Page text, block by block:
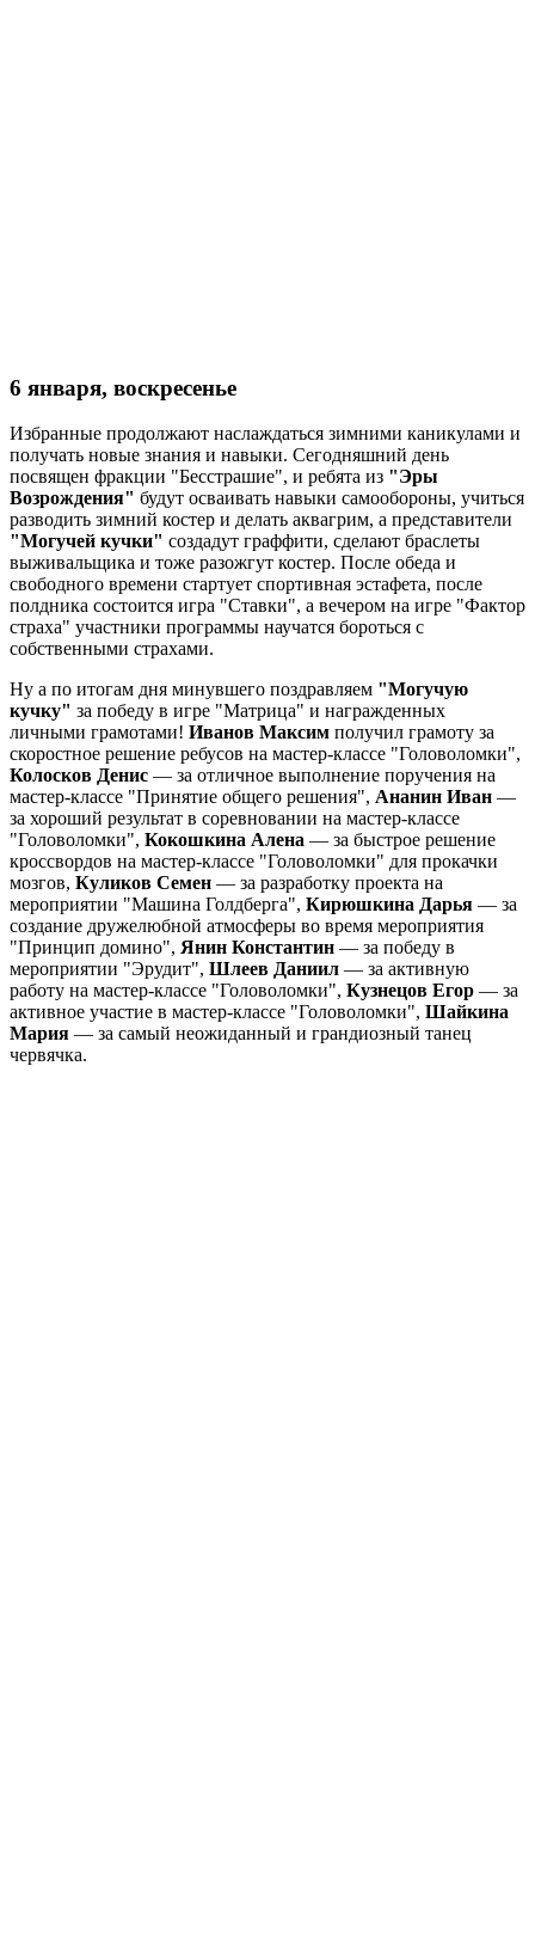
6 января, воскресенье
Избранные продолжают наслаждаться зимними каникулами и
получать новые знания и навыки. Сегодняшний день
посвящен фракции "Бесстрашие", и ребята из "Эры
Возрождения" будут осваивать навыки самообороны, учиться
разводить зимний костер и делать аквагрим, а представители
"Могучей кучки" создадут граффити, сделают браслеты
выживальщика и тоже разожгут костер. После обеда и
свободного времени стартует спортивная эстафета, после
полдника состоится игра "Ставки", а вечером на игре "Фактор
страха" участники программы научатся бороться с
собственными страхами.
Ну а по итогам дня минувшего поздравляем "Могучую
кучку" за победу в игре "Матрица" и награжденных
личными грамотами! Иванов Максим получил грамоту за
скоростное решение ребусов на мастер-классе "Головоломки",
Колосков Денис — за отличное выполнение поручения на
мастер-классе "Принятие общего решения", Ананин Иван —
за хороший результат в соревновании на мастер-классе
"Головоломки", Кокошкина Алена — за быстрое решение
кроссвордов на мастер-классе "Головоломки" для прокачки
мозгов, Куликов Семен — за разработку проекта на
мероприятии "Машина Голдберга", Кирюшкина Дарья — за
создание дружелюбной атмосферы во время мероприятия
"Принцип домино", Янин Константин — за победу в
мероприятии "Эрудит", Шлеев Даниил — за активную
работу на мастер-классе "Головоломки", Кузнецов Егор — за
активное участие в мастер-классе "Головоломки", Шайкина
Мария — за самый неожиданный и грандиозный танец
червячка.